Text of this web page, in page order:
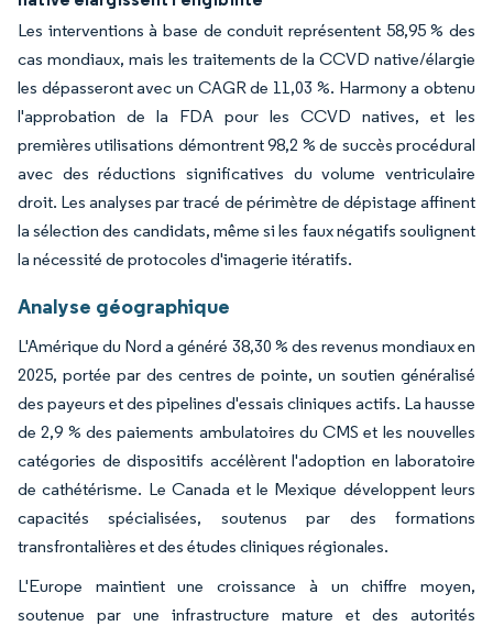
Les interventions à base de conduit représentent 58,95 % des
cas mondiaux, mais les traitements de la CCVD native/élargie
les dépasseront avec un CAGR de 11,03 %. Harmony a obtenu
l'approbation de la FDA pour les CCVD natives, et les
premières utilisations démontrent 98,2 % de succès procédural
avec des réductions significatives du volume ventriculaire
droit. Les analyses par tracé de périmètre de dépistage affinent
la sélection des candidats, même si les faux négatifs soulignent
la nécessité de protocoles d'imagerie itératifs.
Analyse géographique
L'Amérique du Nord a généré 38,30 % des revenus mondiaux en
2025, portée par des centres de pointe, un soutien généralisé
des payeurs et des pipelines d'essais cliniques actifs. La hausse
de 2,9 % des paiements ambulatoires du CMS et les nouvelles
catégories de dispositifs accélèrent l'adoption en laboratoire
de cathétérisme. Le Canada et le Mexique développent leurs
capacités spécialisées, soutenus par des formations
transfrontalières et des études cliniques régionales.
L'Europe maintient une croissance à un chiffre moyen,
soutenue par une infrastructure mature et des autorités